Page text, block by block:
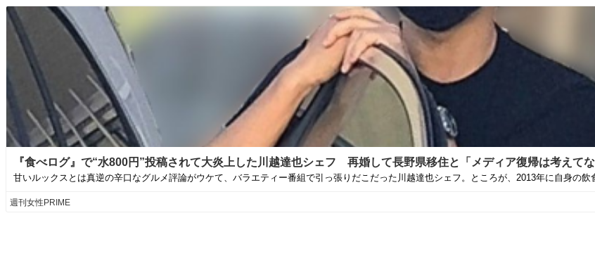
『食べログ』で“水800円”投稿されて大炎上した川越達也シェフ 再婚して長野県移住と「メディア復帰は考えて
甘いルックスとは真逆の辛口なグルメ評論がウケて、バラエティー番組で引っ張りだこだった川越達也シェフ。ところが、2013年に自身の飲
週刊女性PRIME